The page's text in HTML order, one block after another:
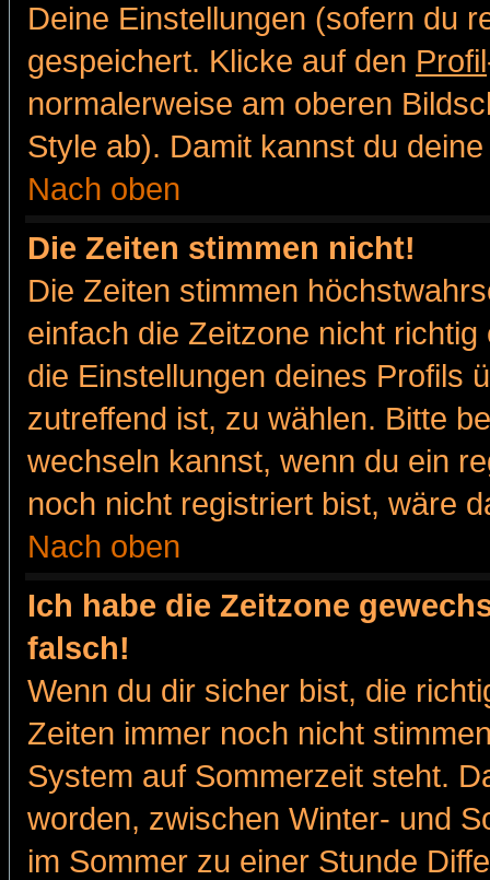
Deine Einstellungen (sofern du
gespeichert. Klicke auf den Profil
normalerweise am oberen
Style ab). Damit kannst du
Nach oben
Die Zeiten stimmen nicht!
Die Zeiten stimmen
einfach die Zeitzone nicht
die Einstellungen deines Profils
zutreffend ist, zu wählen. Bitte
wechseln kannst, wenn du ein
noch nicht registriert bist, wäre
Nach oben
Ich habe die Zeitzone
falsch!
Wenn du dir sicher bist, die
Zeiten immer noch nicht
System auf Sommerzeit steht.
worden, zwischen Winter- und
im Sommer zu einer Stunde